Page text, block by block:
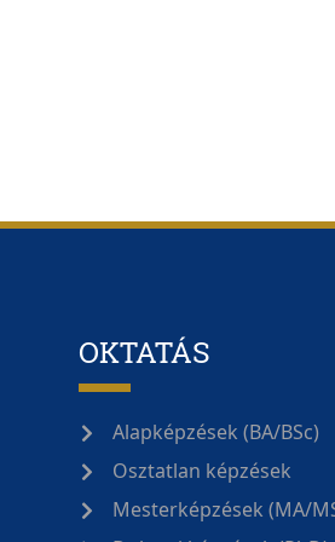
OKTATÁS
Alapképzések (BA/BSc)
Osztatlan képzések
Mesterképzések (MA/